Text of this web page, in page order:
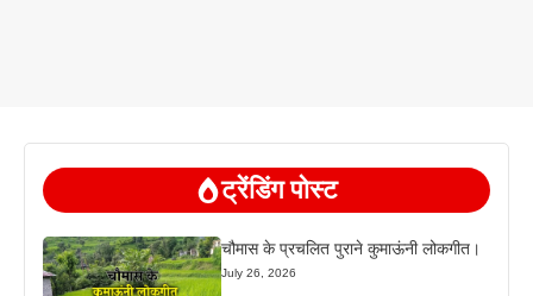
ट्रेंडिंग पोस्ट
चौमास के प्रचलित पुराने कुमाऊंनी लोकगीत।
July 26, 2026